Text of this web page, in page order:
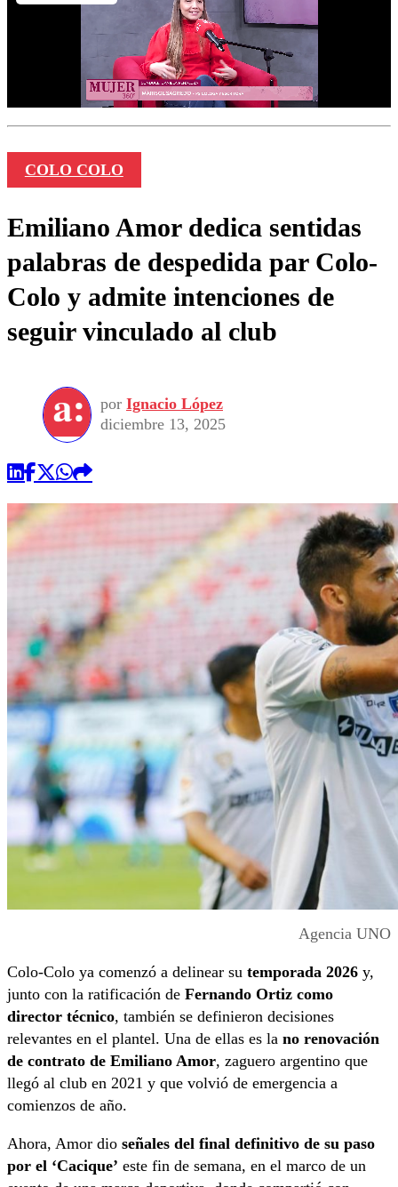
COLO COLO
Emiliano Amor dedica sentidas
palabras de despedida par Colo-
Colo y admite intenciones de
seguir vinculado al club
por Ignacio López
diciembre 13, 2025
Agencia UNO
Colo-Colo ya comenzó a delinear su temporada 2026 y,
junto con la ratificación de Fernando Ortiz como
director técnico, también se definieron decisiones
relevantes en el plantel. Una de ellas es la no renovación
de contrato de Emiliano Amor, zaguero argentino que
llegó al club en 2021 y que volvió de emergencia a
comienzos de año.
Ahora, Amor dio señales del final definitivo de su paso
por el ‘Cacique’ este fin de semana, en el marco de un